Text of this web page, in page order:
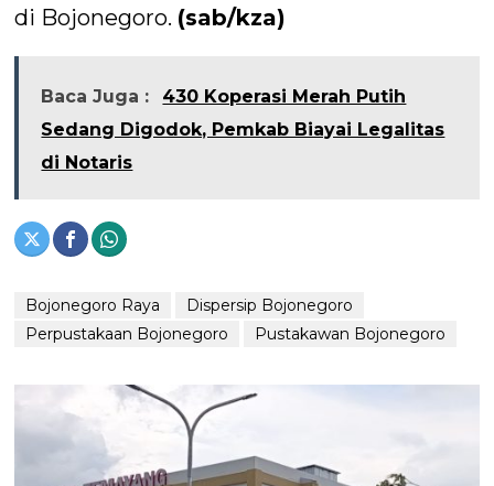
di Bojonegoro. (sab/kza)
Baca Juga :
430 Koperasi Merah Putih
Sedang Digodok, Pemkab Biayai Legalitas
di Notaris
Bojonegoro Raya
Dispersip Bojonegoro
Perpustakaan Bojonegoro
Pustakawan Bojonegoro